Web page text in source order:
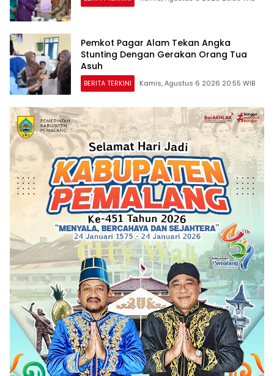
Pemkot Pagar Alam Tekan Angka
Stunting Dengan Gerakan Orang Tua
Asuh
BERITA TERKINI Kamis, Agustus 6 2026 20:55 WIB